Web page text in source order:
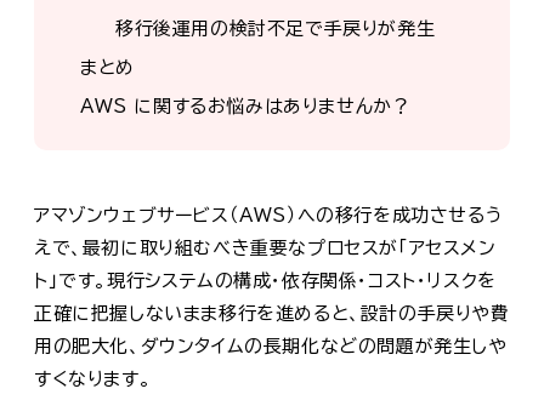
移行後運用の検討不足で手戻りが発生
まとめ
AWS に関するお悩みはありませんか？
アマゾンウェブサービス（AWS）への移行を成功させるう
えで、最初に取り組むべき重要なプロセスが「アセスメン
ト」です。現行システムの構成・依存関係・コスト・リスクを
正確に把握しないまま移行を進めると、設計の手戻りや費
用の肥大化、ダウンタイムの長期化などの問題が発生しや
すくなります。